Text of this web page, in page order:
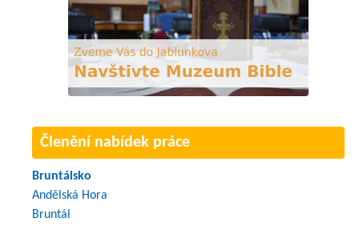
Členění nabídek práce
Bruntálsko
Andělská Hora
Bruntál